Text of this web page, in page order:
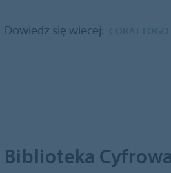
Dowiedz się wiecej:
Biblioteka Cyfrowa